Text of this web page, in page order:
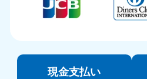
現金支払い